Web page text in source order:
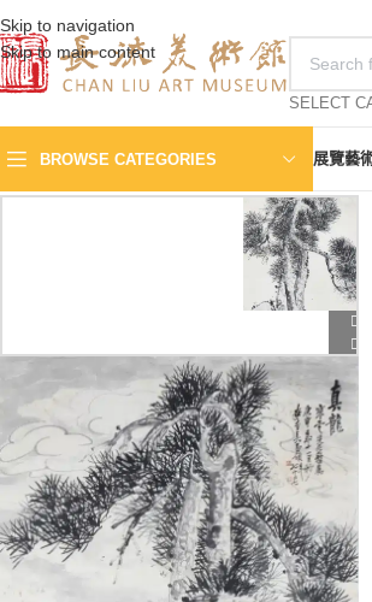
Skip to navigation
Skip to main content
SELECT
BROWSE CATEGORIES 展覽藝